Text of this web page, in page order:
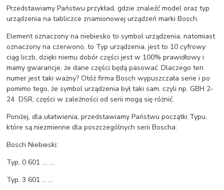
Przedstawiamy Państwu przykład, gdzie znaleźć model oraz typ
urządzenia na tabliczce znamionowej urządzeń marki Bosch.
Element oznaczony na niebiesko to symbol urządzenia, natomiast
oznaczony na czerwono, to Typ urządzenia, jest to 10 cyfrowy
ciąg liczb, dzięki niemu dobór części jest w 100% prawidłowy i
mamy gwarancje, że dane części będą pasować. Dlaczego ten
numer jest taki ważny? Otóż firma Bosch wypuszczała serie i po
pomimo tego, że symbol urządzenia był taki sam, czyli np. GBH 2-
24 DSR, części w zależności od serii mogą się różnić.
Poniżej, dla ułatwienia, przedstawiamy Państwu początki Typu,
które są niezmienne dla poszczególnych serii Boscha:
Bosch Niebieski:
Typ. 0 601 .... ...
Typ. 3 601 ... ...